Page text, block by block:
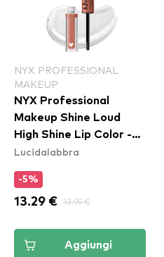
NYX PROFESSIONAL
MAKEUP
NYX Professional
Makeup Shine Loud
High Shine Lip Color -
07 Global Citizen
Lucidalabbra
-5%
13.29 € 13.99 €
Aggiungi